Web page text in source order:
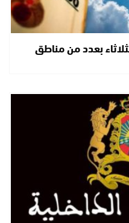
بعدد من مناطق